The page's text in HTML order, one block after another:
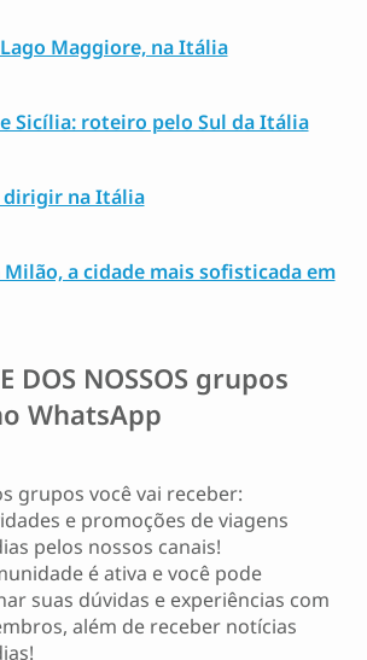
Maggiore, na Itália
Sicília: roteiro pelo Sul da Itália
dirigir na Itália
Milão, a cidade mais sofisticada em
DOS NOSSOS grupos
WhatsApp
grupos você vai receber:
e promoções de viagens
pelos nossos canais!
é ativa e você pode
suas dúvidas e experiências com
além de receber notícias